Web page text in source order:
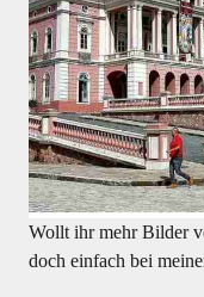
Wollt ihr mehr Bilder
doch einfach bei